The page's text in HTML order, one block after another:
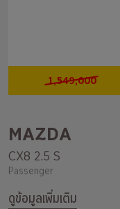
1,549,000
MAZDA
CX8 2.5 S
Passenger
ดูข้อมูลเพิ่มเติม